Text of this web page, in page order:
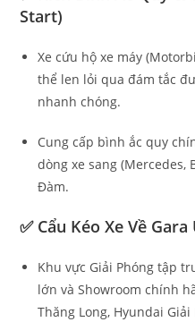
Start)
Xe cứu hộ xe máy
thể len lỏi qua đám tắc
nhanh chóng.
Cung cấp bình ắc quy
dòng xe sang (Mercedes,
Đàm.
✅ Cẩu Kéo Xe Về Gara
Khu vực Giải Phóng tập
lớn và Showroom chính
Thăng Long, Hyundai Giải